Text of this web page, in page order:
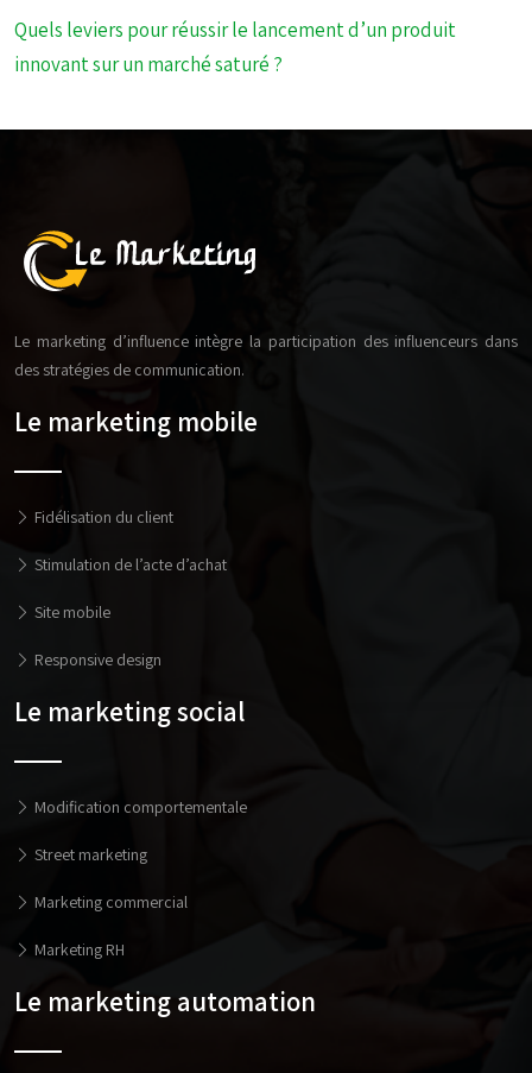
Quels leviers pour réussir le lancement d’un produit
innovant sur un marché saturé ?
Le marketing d’influence intègre la participation des influenceurs dans
des stratégies de communication.
Le marketing mobile
Fidélisation du client
Stimulation de l’acte d’achat
Site mobile
Responsive design
Le marketing social
Modification comportementale
Street marketing
Marketing commercial
Marketing RH
Le marketing automation